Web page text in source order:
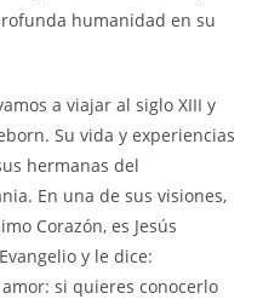
humanidad en su
a viajar al siglo XIII y
Su vida y experiencias
hermanas del
En una de sus visiones,
Corazón, es Jesús
y le dice:
si quieres conocerlo